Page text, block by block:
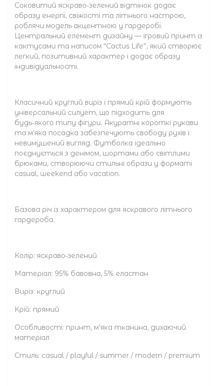
Соковитий яскраво‑зелений відтінок додає
образу енергії, свіжості та літнього настрою,
роблячи модель акцентною у гардеробі.
Центральний елемент дизайну — ігровий принт із
кактусами та написом “Cactus Life”, який створює
легкий, позитивний характер і додає образу
індивідуальності.
Класичний круглий виріз і прямий крій формують
універсальний силует, що підходить для
будь‑якого типу фігури. Акуратні короткі рукави
та м’яка посадка забезпечують свободу рухів і
невимушений вигляд. Футболка ідеально
поєднується з денімом, шортами або світлими
брюками, створюючи стильні образи у форматі
casual, weekend або vacation.
Базова річ із характером для яскравого літнього
гардероба.
Колір: яскраво‑зелений
Матеріал: 95% бавовна, 5% еластан
Виріз: круглий
Крій: прямий
Особливості: принт, м’яка тканина, дихаючий
матеріал
Стиль: casual / playful / summer / modern / premium